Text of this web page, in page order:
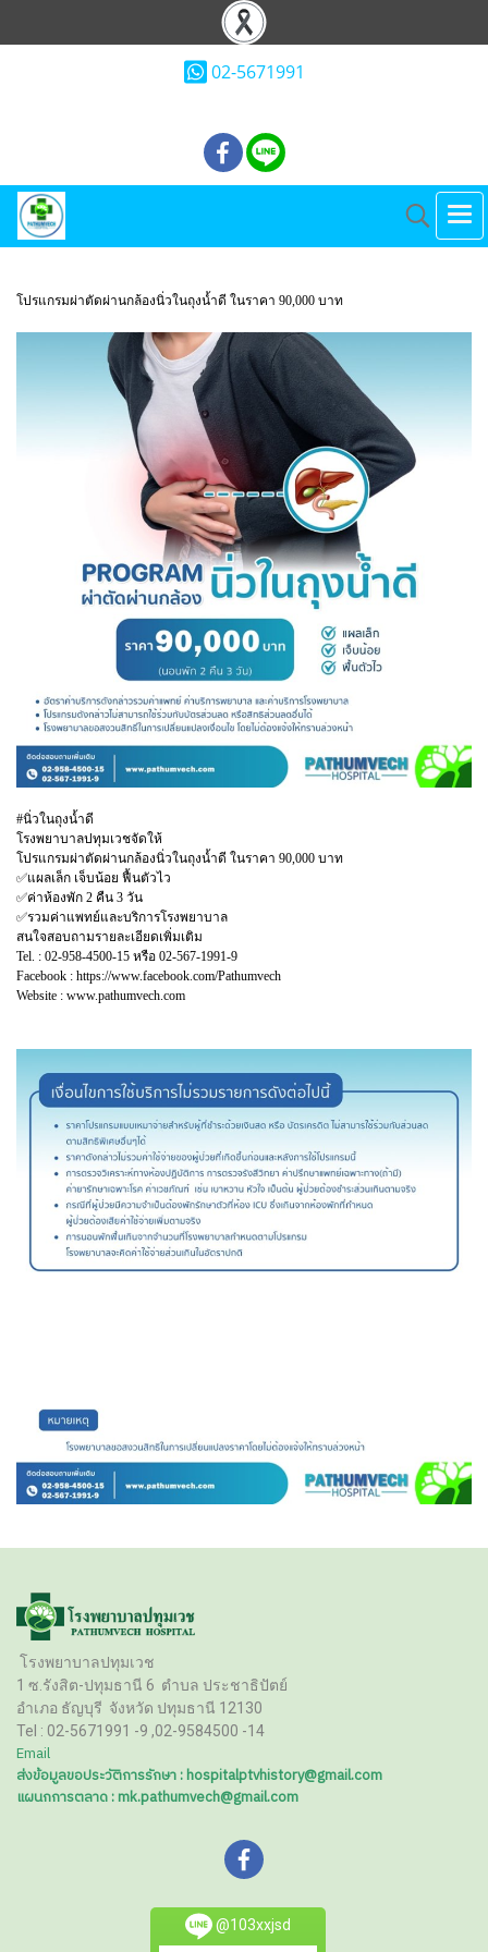
02-5671991
โปรแกรมผ่าตัดผ่านกล้องนิ่วในถุงน้ำดี ในราคา 90,000 บาท
#นิ่วในถุงน้ำดี
โรงพยาบาลปทุมเวชจัดให้
โปรแกรมผ่าตัดผ่านกล้องนิ่วในถุงน้ำดี ในราคา 90,000 บาท
✅แผลเล็ก เจ็บน้อย ฟื้นตัวไว
✅ค่าห้องพัก 2 คืน 3 วัน
✅รวมค่าแพทย์และบริการโรงพยาบาล
สนใจสอบถามรายละเอียดเพิ่มเติม
Tel. : 02-958-4500-15 หรือ 02-567-1991-9
Facebook : https://www.facebook.com/Pathumvech
Website : www.pathumvech.com
โรงพยาบาลปทุมเวช
1 ซ.รังสิต-ปทุมธานี 6 ตำบล ประชาธิปัตย์
อำเภอ ธัญบุรี จังหวัด ปทุมธานี 12130
Tel : 02-5671991 -9 ,02-9584500 -14
Email
ส่งข้อมูลขอประวัติการรักษา : hospitalptvhistory@gmail.com
แผนกการตลาด : mk.pathumvech@gmail.com
@103xxjsd